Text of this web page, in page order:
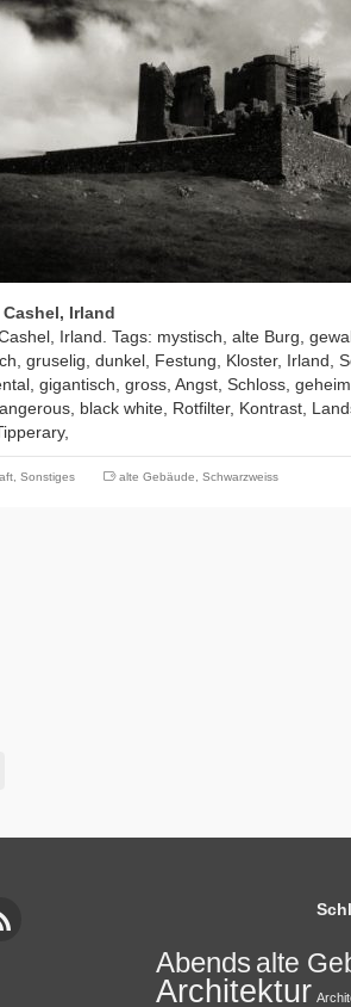
Irland
Irland. Tags: mystisch, alte Burg,
gruselig, dunkel, Festung, Kloster, Irland,
gigantisch, gross, Angst, Schloss,
black white, Rotfilter, Kontrast,
Sonstiges alte Gebäude Schwarzweiss
Abends alte
Architektur